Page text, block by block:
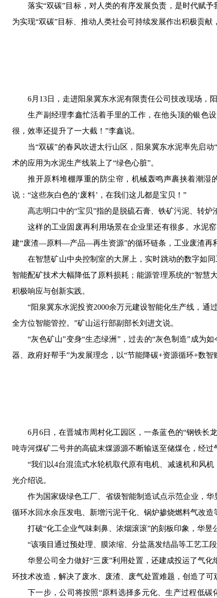
落实“双碳”目标，对人类的有序发展负责，是时代赋
为实现“双碳”目标、推动人类社会可持续发展作出积极贡
6月13日，走进阳泉冀东水泥有限责任公司技改现场，
生产副经理李鑫忙活着手里的工作，在他头顶的银色
很，效率还提升了一大截！”李鑫说。
当“双碳”的春风吹进太行山区，阳泉冀东水泥率先启
术的应用为水泥生产线装上了“绿色心脏”。
推开原料堆棚厚重的防尘帘，机械轰鸣声裹挟着潮
说：“这些灰白色的‘废料’，在我们这儿都是宝贝！”
高志明口中的“宝贝”指的是脱硫石膏、铁矿污泥、转
这样的工业固废再利用场景在企业里还有很多。水泥
建“废渣—原料—产品—再生资源”的循环链条，工业废渣再
在智慧矿山中央控制室的大屏上，实时跳动的数字如
智能配矿技术大幅降低了原料损耗；能源管理系统的“智慧
积极响应与创新实践。
“阳泉冀东水泥投资2000余万元建设智能化生产线，
全方位智能管控。”矿山运行部副部长刘进文说。
“灰色矿山”变身“生态绿洲”，过去的“灰色制造”成为
器、政府好帮手”为发展理念，以“节能降碳+资源循环+数
6月6日，在晋城市周村化工园区，一条蓝色的“钢铁长
吨寺河煤矿二号井的高硫末煤源源不断输送至储煤仓，经
“我们以4台混流式水轮机取代原有电机、减速机和风
光介绍说。
作为国家级绿色工厂、省级智能制造试点示范企业，
循环水回水余压发电、新增污泥干化、锅炉掺烧燃料气改
打破“化工企业气味刺鼻、浓烟滚滚”的刻板印象，华
“该项目通过预处理、膜浓缩、分盐蒸发结晶等工艺工
华昱公司全力做好“三废”利用处置，还建成投运了气
环技术改造，解决了废水、废渣、废气处置难题，创造了可
下一步，公司将按照“原料选择多元化、生产过程低